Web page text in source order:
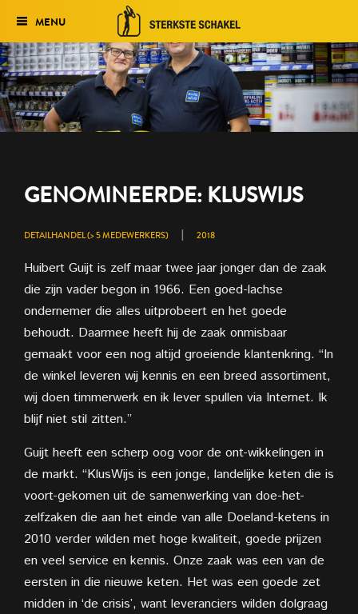
Verkiezing
Het traject
MENU
GENOMINEERDE: KLUSWIJS
DETAILHANDEL (> 5 MEDEWERKERS) | 2018
Huibert Guijt is zelf maar twee jaar jonger dan de zaak
die zijn vader begon in 1966. Een goed-lachse
ondernemer die alles uitprobeert en het goede
behoudt. Daarmee heeft hij de zaak onmisbaar
gemaakt voor een nog altijd groeiende klantenkring. “In
de winkel leveren wij kennis en een breed assortiment,
wij doen timmerwerk en ik lever spullen via Internet. Ik
blijf niet stil zitten.”
Guijt heeft een scherp oog voor de ont-wikkelingen in
de markt. “KlusWijs is een jonge, landelijke keten die is
voort-gekomen uit de samenwerking van doe-het-
zelfzaken die aan het einde van alle Doeland-ketens in
2010 verder wilden met hoge kwaliteit, goede prijzen
en veel service en kennis. Onze zaak was een van de
eersten in die nieuwe keten. Het was een goede zet
midden in ‘de crisis’, want leveranciers wilden dolgraag